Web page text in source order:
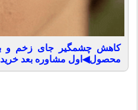
محصول◀اول مشاوره بعد خرید